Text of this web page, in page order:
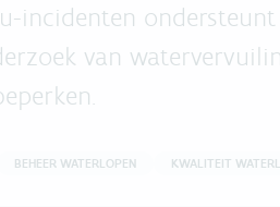
incidenten
van
BEHEER WATERLOPEN KWALITEIT